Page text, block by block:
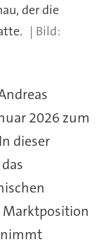
der die
2026 zum
dieser